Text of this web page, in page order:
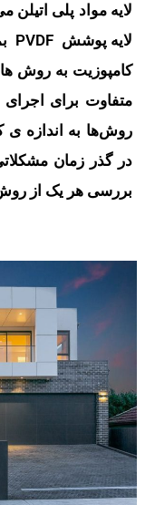
لایه مواد پلی
لایه پوشش PVDF بمنظور تثبیت رنگ است.
کامپوزیت به روش
متفاوت برای اجرای
روش‌ها به اندازه ی
در گذر زمان
بررسی هر یک از